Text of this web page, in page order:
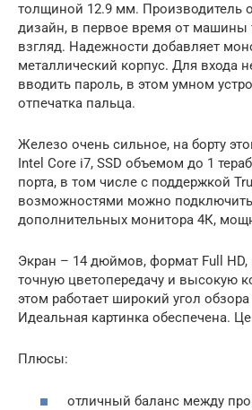
толщиной 12.9 мм. Производитель
дизайн, в первое время от машины
взгляд. Надежности добавляет
металлический корпус. Для входа
вводить пароль, в этом умном
отпечатка пальца.
Железо очень сильное, на борту
Intel Core i7, SSD объемом до 1
порта, в том числе с поддержкой
возможностями можно
дополнительных монитора 4К,
Экран – 14 дюймов, формат Full HD,
точную цветопередачу и высокую
этом работает широкий угол
Идеальная картинка обеспечена.
Плюсы:
отличный баланс между